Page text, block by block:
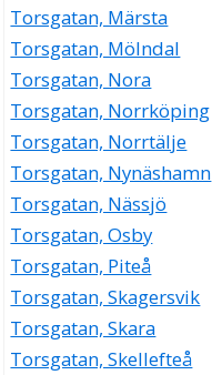
Torsgatan, Märsta
Torsgatan, Mölndal
Torsgatan, Nora
Torsgatan, Norrköping
Torsgatan, Norrtälje
Torsgatan, Nynäshamn
Torsgatan, Nässjö
Torsgatan, Osby
Torsgatan, Piteå
Torsgatan, Skagersvik
Torsgatan, Skara
Torsgatan, Skellefteå